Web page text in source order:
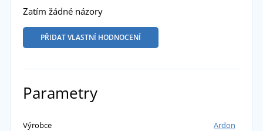
Zatím žádné názory
PŘIDAT VLASTNÍ HODNOCENÍ
Parametry
Výrobce
Ardon